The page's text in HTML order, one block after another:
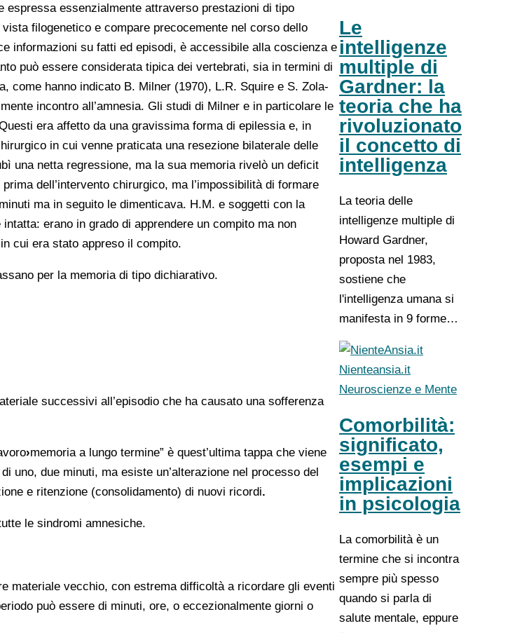
espressa essenzialmente attraverso prestazioni di tipo
filogenetico e compare precocemente nel corso dello
informazioni su fatti ed episodi, è accessibile alla coscienza e
può essere considerata tipica dei vertebrati, sia in termini di
come hanno indicato B. Milner (1970), L.R. Squire e S. Zola-
incontro all’amnesia. Gli studi di Milner e in particolare le
era affetto da una gravissima forma di epilessia e, in
in cui venne praticata una resezione bilaterale delle
una netta regressione, ma la sua memoria rivelò un deficit
dell’intervento chirurgico, ma l’impossibilità di formare
ma in seguito le dimenticava. H.M. e soggetti con la
erano in grado di apprendere un compito ma non
cui era stato appreso il compito.
per la memoria di tipo dichiarativo.
successivi all’episodio che ha causato una sofferenza
›memoria a lungo termine” è quest’ultima tappa che viene
uno, due minuti, ma esiste un’alterazione nel processo del
e ritenzione (consolidamento) di nuovi ricordi.
le sindromi amnesiche.
materiale vecchio, con estrema difficoltà a ricordare gli eventi
può essere di minuti, ore, o eccezionalmente giorni o
Le
intelligenze
multiple di
Gardner: la
teoria che ha
rivoluzionato
il concetto di
intelligenza
La teoria delle
intelligenze multiple di
Howard Gardner,
proposta nel 1983,
sostiene che
l'intelligenza umana si
manifesta in 9 forme…
Nienteansia.it
Neuroscienze e Mente
Comorbilità:
significato,
esempi e
implicazioni
in psicologia
La comorbilità è un
termine che si incontra
sempre più spesso
quando si parla di
salute mentale, eppure